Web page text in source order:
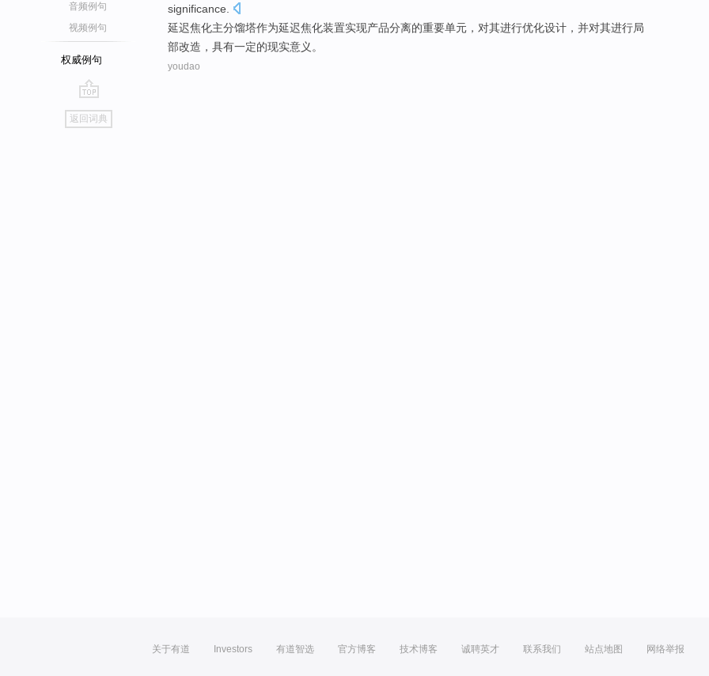
音频例句
视频例句
权威例句
go
top
返回词典
significance
延迟焦化主分馏塔作为延迟焦化装置实现产品分离的重要单元 ， 对其进行优化设计， 并对其进行局
部改造 ，具有一定的现实意义。
youdao
关于有道 Investors 有道智选 官方博客 技术博客 诚聘英才 联系我们 站点地图 网络举报